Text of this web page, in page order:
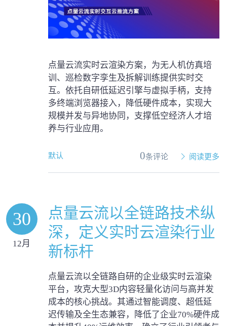
点量云流实时云渲染方案，为无人机仿真培
训、巡检数字孪生及拆解训练提供实时交
互。依托自研低延迟引擎与虚拟手柄，支持
多终端浏览器接入，降低硬件成本，实现大
规模并发与异地协同，支撑低空经济人才培
养与行业应用。
默认 0条评论 阅读更多
30
12月
点量云流以全链路技术纵
深，定义实时云渲染行业
新标杆
点量云流以全链路自研的企业级实时云渲染
平台，攻克大型3D内容轻量化访问与高并发
成本的核心挑战。其通过智能调度、超低延
迟传输及全生态兼容，降低了企业70%硬件成